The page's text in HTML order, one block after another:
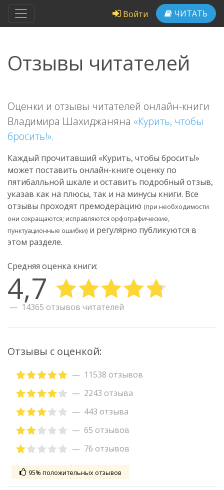
Войти ЧИТАТЬ
Отзывы читателей
Оценки и отзывы читателей онлайн-книги
Владимира Шахиджаняна «Курить, чтобы
бросить!».
Каждый прочитавший «Курить, чтобы бросить!»
может поставить онлайн-книге оценку по
пятибалльной шкале и оставить подробный отзыв,
указав как на плюсы, так и на минусы книги. Все
отзывы проходят премодерацию (при необходимости
они сокращаются; исправляются орфографические,
пунктуационные ошибки) и регулярно публикуются в
этом разделе.
Средняя оценка книги:
4,7
14365 отзывов читателей
Отзывы с оценкой:
11538 отзывов
2243 отзыва
443 отзыва
65 отзывов
76 отзывов
95% положительных отзывов